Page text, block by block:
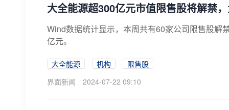
大全能源超300亿元市值限售股将解禁
Wind数据统计显示，本周共有60家公司限售股解
亿元。
大全能源 机构
限售股
界面新闻
2024-07-22 09:10